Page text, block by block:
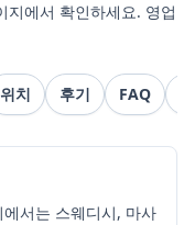
지에서 확인하세요. 영업
위치 후기 FAQ
서는 스웨디시, 마사